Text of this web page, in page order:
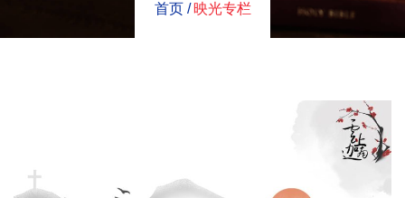
首页 / 映光专栏